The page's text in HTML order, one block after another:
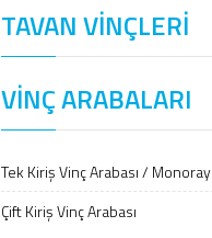
TAVAN VİNÇLERİ
VİNÇ ARABALARI
Tek Kiriş Vinç Arabası / Monoray
Çift Kiriş Vinç Arabası